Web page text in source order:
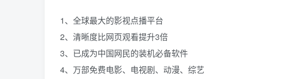
1、全球最大的影视点播平台
2、清晰度比网页观看提升3倍
3、已成为中国网民的装机必备软件
4、万部免费电影、电视剧、动漫、综艺